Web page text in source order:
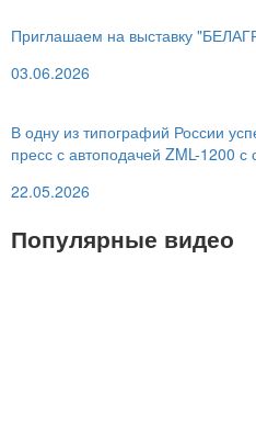
Приглашаем на выставку
03.06.2026
В одну из типографий России
пресс с автоподачей ZML-1200 с
22.05.2026
Популярные видео